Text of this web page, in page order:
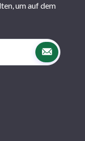
um auf dem